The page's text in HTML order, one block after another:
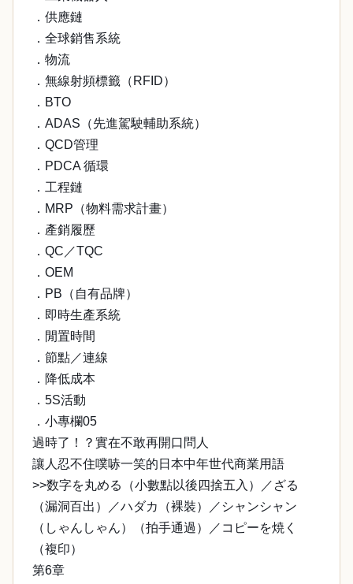
．供應鏈
．全球銷售系統
．物流
．無線射頻標籤（RFID）
．BTO
．ADAS（先進駕駛輔助系統）
．QCD管理
．PDCA 循環
．工程鏈
．MRP（物料需求計畫）
．產銷履歷
．QC／TQC
．OEM
．PB（自有品牌）
．即時生產系統
．閒置時間
．節點／連線
．降低成本
．5S活動
．小專欄05
過時了！？實在不敢再開口問人
讓人忍不住噗哧一笑的日本中年世代商業用語
>>数字を丸める（小數點以後四捨五入）／ざる
（漏洞百出）／ハダカ（裸裝）／シャンシャン
（しゃんしゃん）（拍手通過）／コピーを焼く
（複印）
第6章